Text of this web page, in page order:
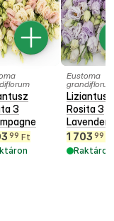
3
99 Ft
Eustoma
grandiflorum
Liziantusz
Rosita 3
Lavender
1 703 99
Raktáron